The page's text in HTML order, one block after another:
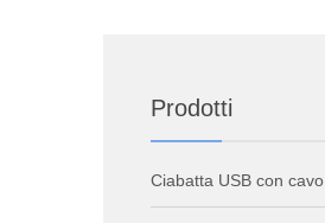
Prodotti
Ciabatta USB con cavo